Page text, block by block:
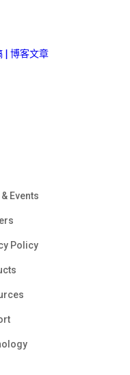
| 博客文章
Events
Policy